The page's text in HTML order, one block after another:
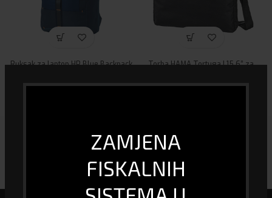
ZAMJENA
FISKALNIH
Ruksak za laptop HP Blue Backpack
73.00KM
Torba HAMA Tortuga I 15,6” za
25.00KM